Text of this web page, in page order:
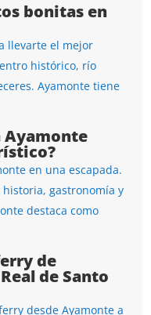
bonitas en
llevarte el mejor
histórico, río
Ayamonte tiene
Ayamonte
en una escapada.
gastronomía y
destaca como
de
de Santo
desde Ayamonte a